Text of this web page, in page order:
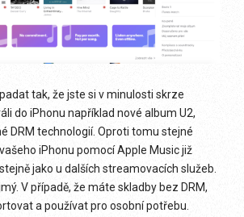
tak, že jste si v minulosti skrze
do iPhonu například nové album U2,
DRM technologií. Oproti tomu stejné
iPhonu pomocí Apple Music již
jako u dalších streamovacích služeb.
V případě, že máte skladby bez DRM,
a používat pro osobní potřebu.